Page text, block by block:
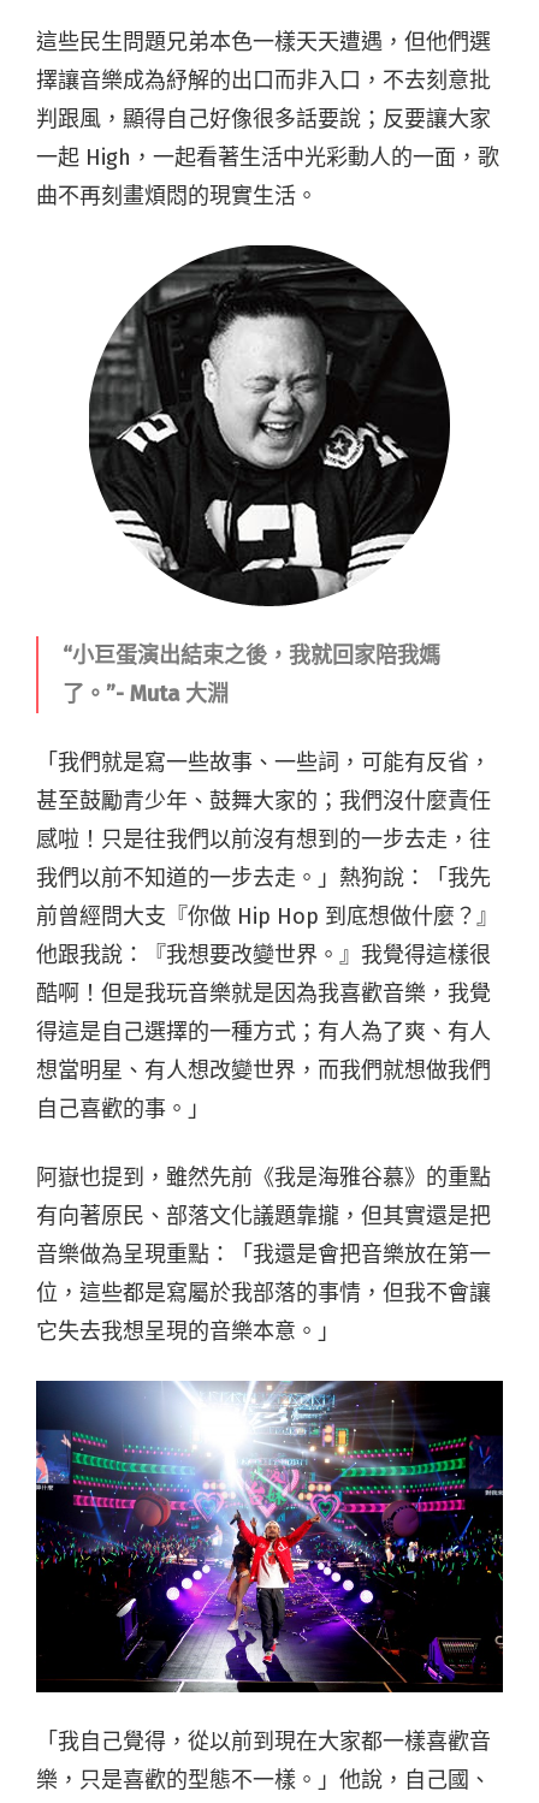
這些民生問題兄弟本色一樣天天遭遇，但他們選
擇讓音樂成為紓解的出口而非入口，不去刻意批
判跟風，顯得自己好像很多話要說；反要讓大家
一起 High，一起看著生活中光彩動人的一面，歌
曲不再刻畫煩悶的現實生活。
“小巨蛋演出結束之後，我就回家陪我媽
了。”- Muta 大淵
「我們就是寫一些故事、一些詞，可能有反省，
甚至鼓勵青少年、鼓舞大家的；我們沒什麼責任
感啦！只是往我們以前沒有想到的一步去走，往
我們以前不知道的一步去走。」熱狗說：「我先
前曾經問大支『你做 Hip Hop 到底想做什麼？』
他跟我說：『我想要改變世界。』我覺得這樣很
酷啊！但是我玩音樂就是因為我喜歡音樂，我覺
得這是自己選擇的一種方式；有人為了爽、有人
想當明星、有人想改變世界，而我們就想做我們
自己喜歡的事。」
阿嶽也提到，雖然先前《我是海雅谷慕》的重點
有向著原民、部落文化議題靠攏，但其實還是把
音樂做為呈現重點：「我還是會把音樂放在第一
位，這些都是寫屬於我部落的事情，但我不會讓
它失去我想呈現的音樂本意。」
「我自己覺得，從以前到現在大家都一樣喜歡音
樂，只是喜歡的型態不一樣。」他說，自己國、